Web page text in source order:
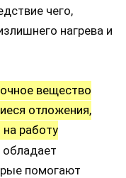
чего,
нагрева и
вещество
отложения,
работу
помогают